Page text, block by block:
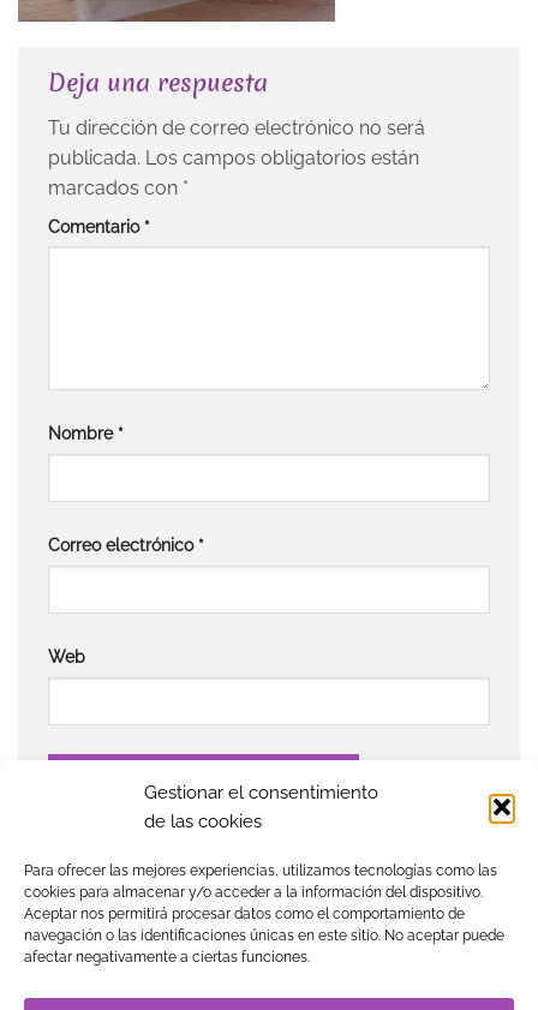
Gestionar el consentimiento
de las cookies
Para ofrecer las mejores experiencias, utilizamos tecnologías como las
cookies para almacenar y/o acceder a la información del dispositivo.
Aceptar nos permitirá procesar datos como el comportamiento de
navegación o las identificaciones únicas en este sitio. No aceptar puede
afectar negativamente a ciertas funciones.
Deja una respuesta
Tu dirección de correo electrónico no será
publicada. Los campos obligatorios están
marcados con *
Comentario *
Nombre *
Correo electrónico *
Web
Visa MasterCardAmerican
TIENDA BLOG GUÍA DE COMPRA CONTACTO
COOKIES